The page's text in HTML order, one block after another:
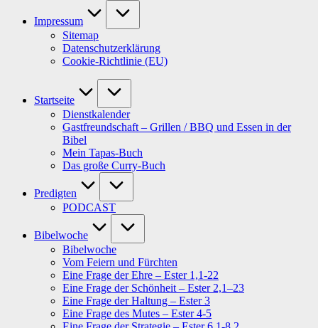
Impressum
Sitemap
Datenschutzerklärung
Cookie-Richtlinie (EU)
Startseite
Dienstkalender
Gastfreundschaft – Grillen / BBQ und Essen in der
Bibel
Mein Tapas-Buch
Das große Curry-Buch
Predigten
PODCAST
Bibelwoche
Bibelwoche
Vom Feiern und Fürchten
Eine Frage der Ehre – Ester 1,1-22
Eine Frage der Schönheit – Ester 2,1–23
Eine Frage der Haltung – Ester 3
Eine Frage des Mutes – Ester 4-5